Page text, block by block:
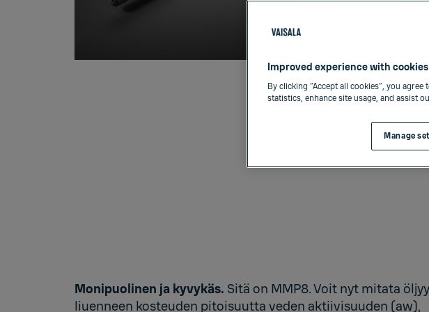
Monipuolinen ja kyvykäs. Sitä on MMP8. Voit nyt mitata
liuenneen kosteuden pitoisuutta veden aktiivisuuden (aw),
Improved experience with cookies
By clicking “Accept all cookies”, you
statistics, enhance site usage, and assist
Manage